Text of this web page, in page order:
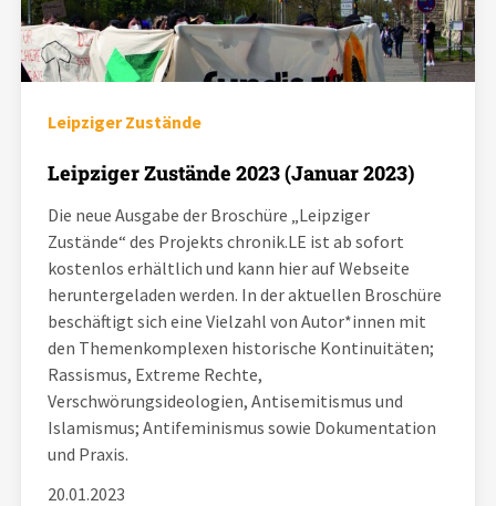
Leipziger Zustände
Leipziger Zustände 2023 (Januar 2023)
Die neue Ausgabe der Broschüre „Leipziger
Zustände“ des Projekts chronik.LE ist ab sofort
kostenlos erhältlich und kann hier auf Webseite
heruntergeladen werden. In der aktuellen Broschüre
beschäftigt sich eine Vielzahl von Autor*innen mit
den Themenkomplexen historische Kontinuitäten;
Rassismus, Extreme Rechte,
Verschwörungsideologien, Antisemitismus und
Islamismus; Antifeminismus sowie Dokumentation
und Praxis.
20.01.2023